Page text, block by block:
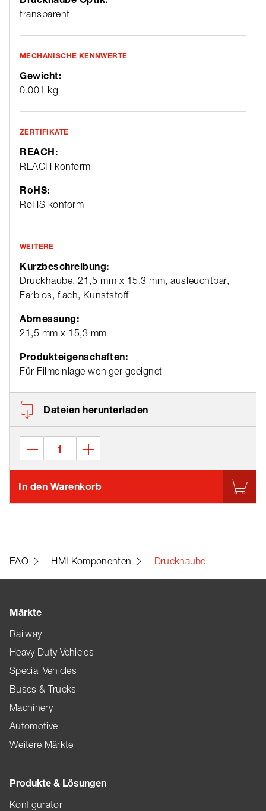
transparent
MECHANISCHE KENNWERTE
Gewicht:
0.001 kg
ZERTIFIKATE
REACH:
REACH konform
RoHS:
RoHS konform
WEITERE
Kurzbeschreibung:
Druckhaube, 21,5 mm x 15,3 mm, ausleuchtbar,
Farblos, flach, Kunststoff
Abmessung:
21,5 mm x 15,3 mm
Produkteigenschaften:
Für Filmeinlage weniger geeignet
Dateien herunterladen
In den Warenkorb
EAO HMI Komponenten Druckhaube
Märkte
Railway
Heavy Duty Vehicles
Special Vehicles
Buses & Trucks
Machinery
Automotive
Weitere Märkte
Produkte & Lösungen
Konfigurator